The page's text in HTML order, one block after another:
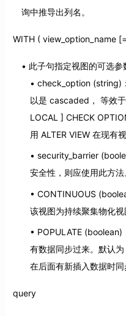
询中推导出列名。
WITH ( view_option_name
此子句指定视图的可选参
check_option (string)
以是 cascaded， 等效于
LOCAL ] CHECK
用 ALTER VIEW 在现有
security_barrier
安全性，则应使用此方法
CONTINUOUS
该视图为持续聚集物化视
POPULATE (boolean)
有数据同步过来。默认
在后面有新插入数据时同
query